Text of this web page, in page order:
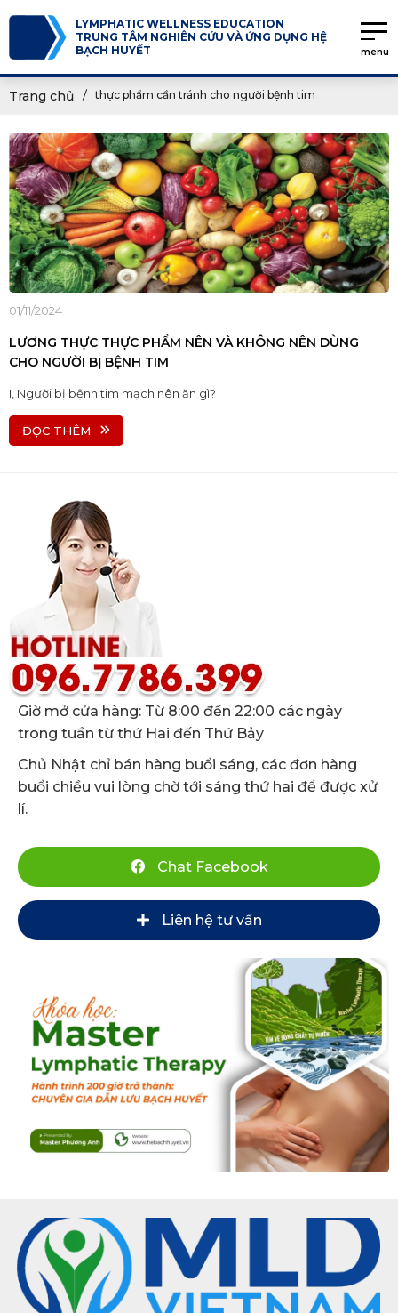
LYMPHATIC WELLNESS EDUCATION
TRUNG TÂM NGHIÊN CỨU VÀ ỨNG DỤNG HỆ
BẠCH HUYẾT
menu
Trang chủ thực phẩm cần tránh cho người bệnh tim
01/11/2024
LƯƠNG THỰC THỰC PHẨM NÊN VÀ KHÔNG NÊN DÙNG
CHO NGƯỜI BỊ BỆNH TIM
I, Người bị bệnh tim mạch nên ăn gì?
ĐỌC THÊM
Giờ mở cửa hàng: Từ 8:00 đến 22:00 các ngày
trong tuần từ thứ Hai đến Thứ Bảy
Chủ Nhật chỉ bán hàng buổi sáng, các đơn hàng
buổi chiều vui lòng chờ tới sáng thứ hai để được xử
lí.
Chat Facebook
Liên hệ tư vấn